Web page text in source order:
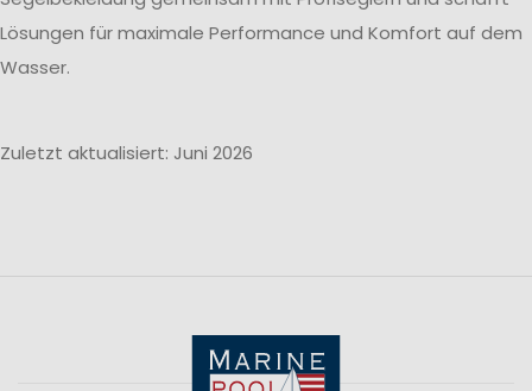
Lösungen für maximale Performance und Komfort auf dem
Wasser.
Zuletzt aktualisiert: Juni 2026